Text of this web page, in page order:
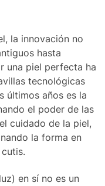
la innovación no
hasta
una piel perfecta ha
tecnológicas
últimos años es la
el poder de las
cuidado de la piel,
la forma en
en sí no es un